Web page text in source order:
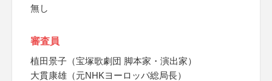
無し
審査員
植田景子（宝塚歌劇団 脚本家・演出家）
大貫康雄（元NHKヨーロッパ総局長）